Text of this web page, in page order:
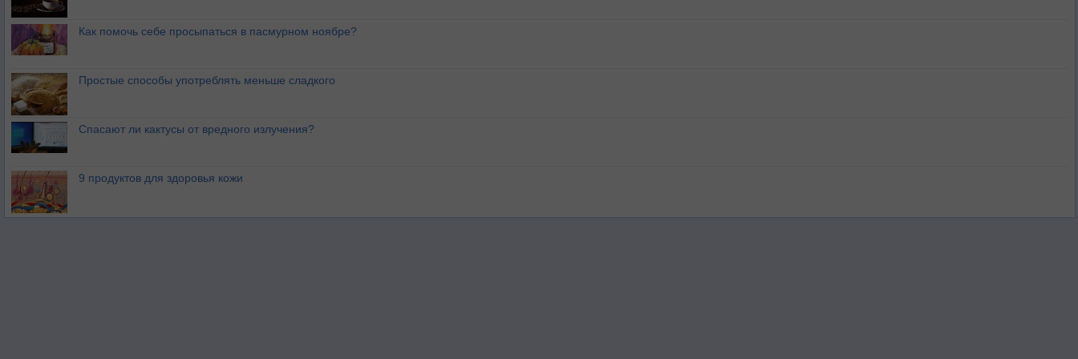
Как помочь себе просыпаться в пасмурном ноябре?
Простые способы употреблять меньше сладкого
Спасают ли кактусы от вредного излучения?
9 продуктов для здоровья кожи